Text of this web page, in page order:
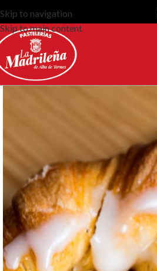
Skip to navigation
Skip to main content